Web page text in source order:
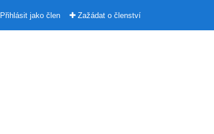
Přihlásit jako člen Zažádat o členství